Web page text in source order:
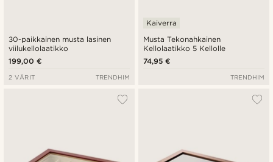
30-paikkainen musta lasinen
viilukellolaatikko
199,00 €
2 VÄRIT TRENDHIM
Musta Tekonahkainen
Kellolaatikko 5 Kellolle
Kaiverra
74,95 €
TRENDHIM